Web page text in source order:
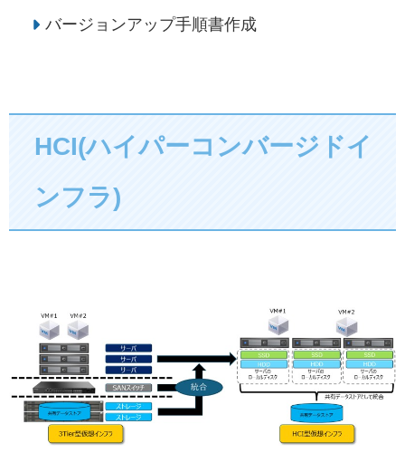
バージョンアップ手順書作成
HCI(ハイパーコンバージドイ
ンフラ)